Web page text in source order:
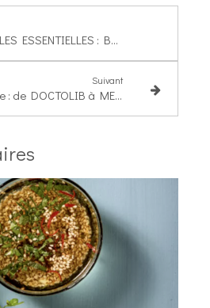
MIEL & HUILES ESSENTIELLES : BEELAB, une puissante synergie pour prendre soin de soi
Suivant
Réservation en ligne : de DOCTOLIB à MEDOUCINE